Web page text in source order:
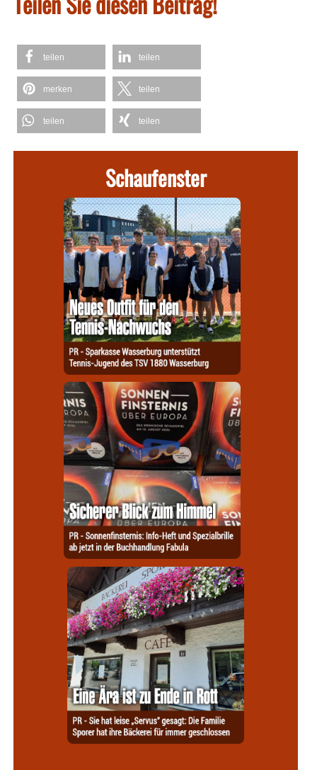
teilen teilen
merken teilen
teilen teilen
Schaufenster